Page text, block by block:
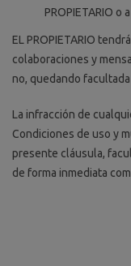
PROPIETARIO o
EL PROPIETARIO
colaboraciones y
no, quedando
La infracción de
Condiciones de uso y
presente cláusula,
de forma inmediata